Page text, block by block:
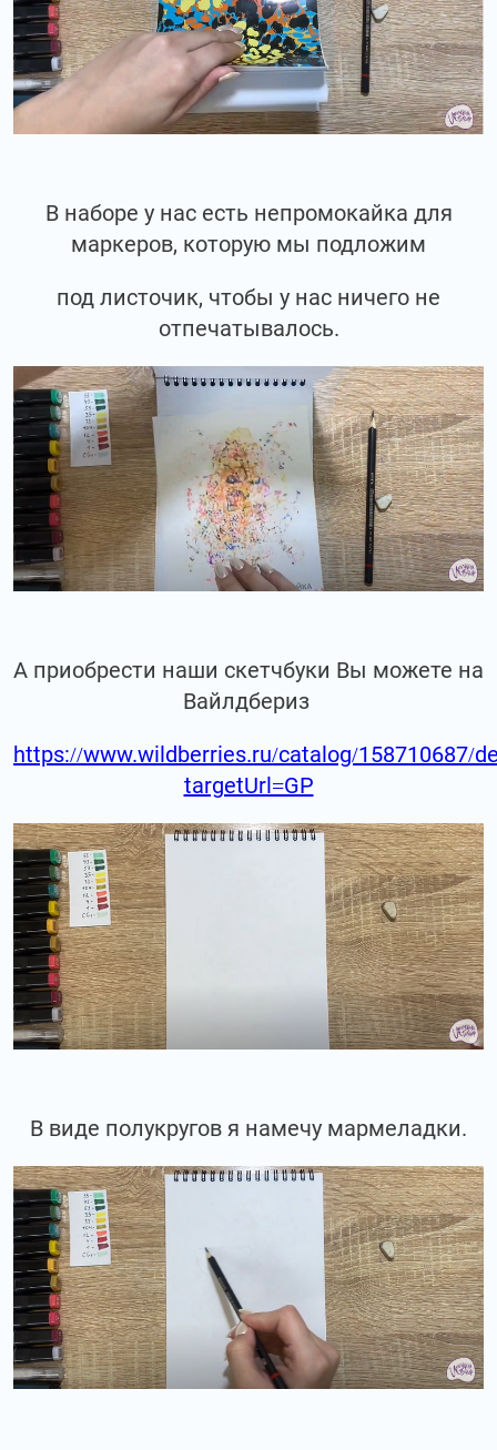
В наборе у нас есть непромокайка для
маркеров, которую мы подложим
под листочик, чтобы у нас ничего не
отпечатывалось.
А приобрести наши скетчбуки Вы можете на
Вайлдбериз
https://www.wildberries.ru/catalog/158710687/
targetUrl=GP
В виде полукругов я намечу мармеладки.